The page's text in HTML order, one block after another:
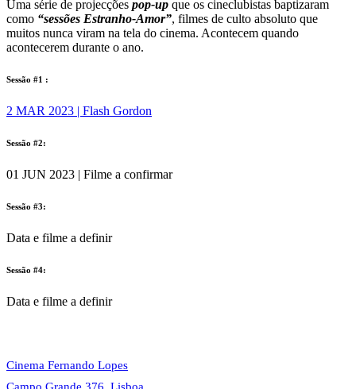
Uma série de projecções pop-up que os cineclubistas baptizaram
como “sessões Estranho-Amor”, filmes de culto absoluto que
muitos nunca viram na tela do cinema. Acontecem quando
acontecerem durante o ano.
Sessão #1 :
2 MAR 2023 | Flash Gordon
Sessão #2:
01 JUN 2023 | Filme a confirmar
Sessão #3:
Data e filme a definir
Sessão #4:
Data e filme a definir
Cinema Fernando Lopes